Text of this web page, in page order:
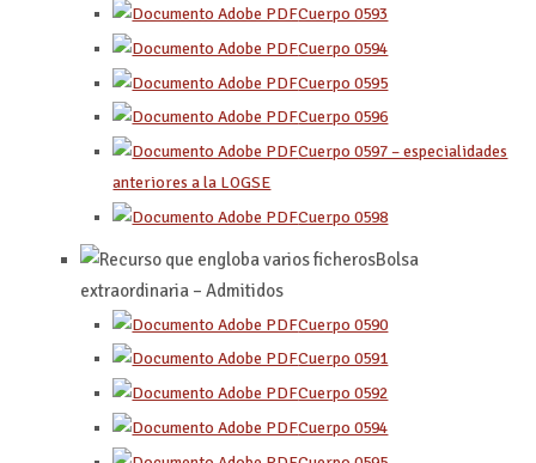
Cuerpo 0593
Cuerpo 0594
Cuerpo 0595
Cuerpo 0596
Cuerpo 0597 – especialidades
anteriores a la LOGSE
Cuerpo 0598
Bolsa
extraordinaria – Admitidos
Cuerpo 0590
Cuerpo 0591
Cuerpo 0592
Cuerpo 0594